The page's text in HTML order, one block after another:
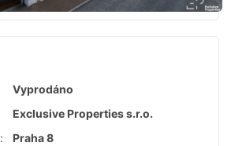
Vyprodáno
Exclusive Properties s.r.o.
Praha 8